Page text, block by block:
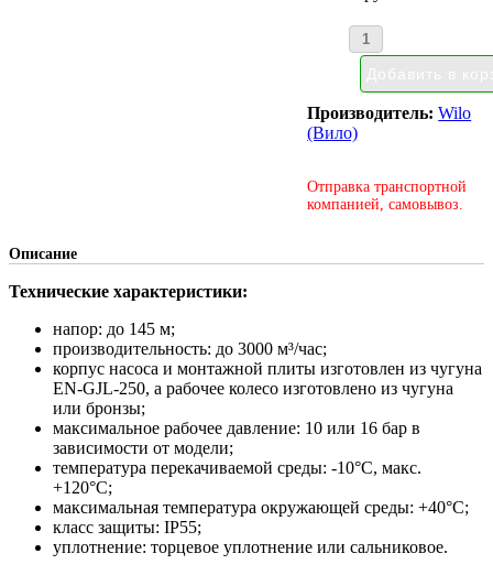
Производитель:Wilo
(Вило)
Отправка транспортной
компанией, самовывоз.
Описание
Технические характеристики:
напор: до 145 м;
производительность: до 3000 м³/час;
корпус насоса и монтажной плиты изготовлен из чугуна
EN-GJL-250, а рабочее колесо изготовлено из чугуна
или бронзы;
максимальное рабочее давление: 10 или 16 бар в
зависимости от модели;
температура перекачиваемой среды: -10°С, макс.
+120°С;
максимальная температура окружающей среды: +40°С;
класс защиты: IP55;
уплотнение: торцевое уплотнение или сальниковое.